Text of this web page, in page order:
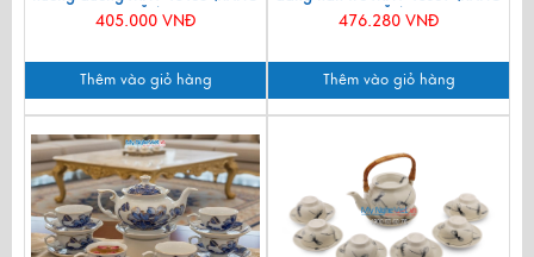
ĐẶT)
405.000 VNĐ
Thêm vào giỏ hàng
ĐẶT)
476.280 VNĐ
Thêm vào giỏ hàng